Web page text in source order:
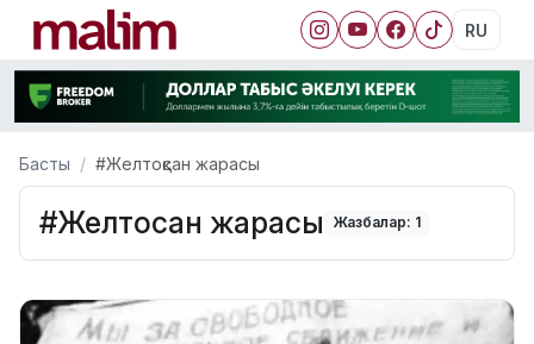
RU
Басты #Желтоқсан жарасы
#Желтоқсан жарасы Жазбалар: 1